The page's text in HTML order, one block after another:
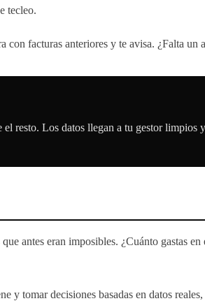
tecleo.
facturas anteriores y te avisa. ¿Falta
resto. Los datos llegan a tu gestor limpios
antes eran imposibles. ¿Cuánto gastas
tomar decisiones basadas en datos reales,